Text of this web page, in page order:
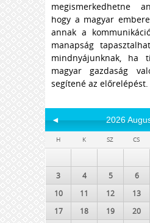
megismerkedhetne
hogy a magyar
annak a
manapság
mindnyájunknak, ha
magyar gazdaság
segítené az előrelépést.
◄ 2026
H K SZ CS
3
4 5 6
10
11 12 13
17
18 19 20